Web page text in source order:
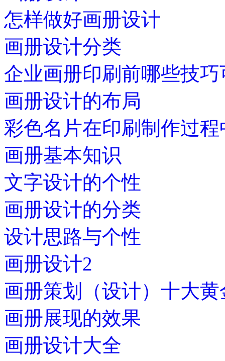
怎样做好画册设计
画册设计分类
企业画册印刷前哪些技
画册设计的布局
彩色名片在印刷制作过
画册基本知识
文字设计的个性
画册设计的分类
设计思路与个性
画册设计2
画册策划（设计）十大黄
画册展现的效果
画册设计大全